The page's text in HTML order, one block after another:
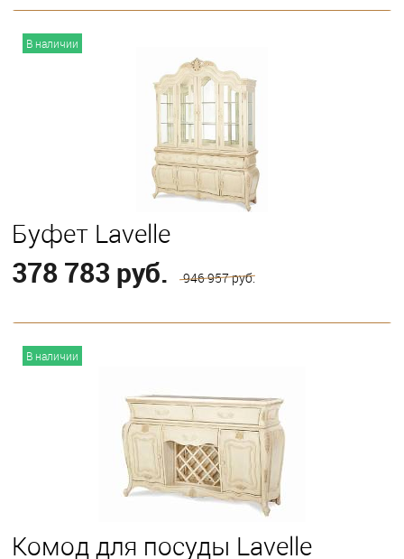
В наличии
Буфет Lavelle
378 783 руб. 946 957 руб.
В наличии
Комод для посуды Lavelle